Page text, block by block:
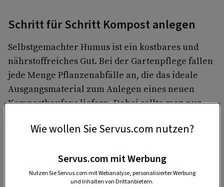
Schritt für Schritt Kompost anlegen
Selbstgemachter Humus ist ein kostbares und
nährstoffreiches Gut. Bei der Gartenpflege fallen
jede Menge Pflanzenabfälle an, die das ideale
Ausgangsmaterial zum Anlegen eines neuen
Komposthaufens liefern. Dabei sollte man nur
Komposthaufens beachten:
Wie wollen Sie Servus.com nutzen?
Servus.com mit Werbung
Nutzen Sie Servus.com mit Webanalyse, personalisierter Werbung
und Inhalten von Drittanbietern.